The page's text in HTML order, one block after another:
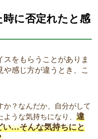
時に否定れたと感
をもらうことがありま
感じ方が違うとき、こ
か？なんだか、自分がして
ような気持ちになり、違
い…そんな気持ちにと